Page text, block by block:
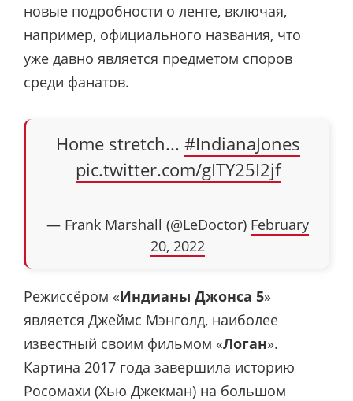
новые подробности о ленте, включая,
например, официального названия, что
уже давно является предметом споров
среди фанатов.
Home stretch... #IndianaJones
pic.twitter.com/gITY25I2jf
— Frank Marshall (@LeDoctor) February
20, 2022
Режиссёром «Индианы Джонса 5»
является Джеймс Мэнголд, наиболее
известный своим фильмом «Логан».
Картина 2017 года завершила историю
Росомахи (Хью Джекман) на большом